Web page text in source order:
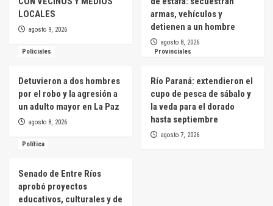
LOCALES
agosto 9, 2026
armas, vehículos y
detienen a un hombre
agosto 8, 2026
Policiales
Detuvieron a dos hombres
por el robo y la agresión a
un adulto mayor en La Paz
agosto 8, 2026
Provinciales
Río Paraná: extendieron el
cupo de pesca de sábalo y
la veda para el dorado
hasta septiembre
agosto 7, 2026
Política
Senado de Entre Ríos
aprobó proyectos
educativos, culturales y de